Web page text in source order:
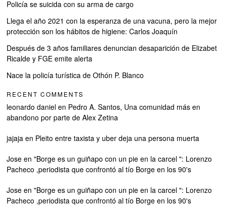
Policía se suicida con su arma de cargo
Llega el año 2021 con la esperanza de una vacuna, pero la mejor
protección son los hábitos de higiene: Carlos Joaquín
Después de 3 años familiares denuncian desaparición de Elizabet
Ricalde y FGE emite alerta
Nace la policía turística de Othón P. Blanco
RECENT COMMENTS
leonardo daniel en Pedro A. Santos, Una comunidad más en
abandono por parte de Alex Zetina
jajaja en Pleito entre taxista y uber deja una persona muerta
Jose en"Borge es un guiñapo con un pie en la carcel ": Lorenzo
Pacheco ,periodista que confrontó al tío Borge en los 90's
Jose en"Borge es un guiñapo con un pie en la carcel ": Lorenzo
Pacheco ,periodista que confrontó al tío Borge en los 90's